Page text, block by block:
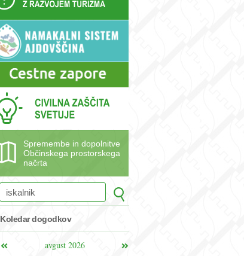
Spremembe in dopolnitve
Občinskega prostorskega
načrta
Koledar dogodkov
avgust 2026